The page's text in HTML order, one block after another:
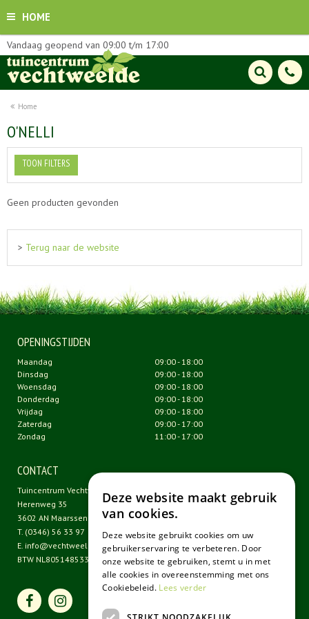
HOME
Home
Vandaag geopend van 09:00 t/m 17:00
O'NELLI
TOON FILTERS
Geen producten gevonden
> Terug naar de website
OPENINGSTIJDEN
Maandag
09:00 - 18:00
Dinsdag
09:00 - 18:00
Woensdag
09:00 - 18:00
Donderdag
09:00 - 18:00
Vrijdag
09:00 - 18:00
Zaterdag
09:00 - 17:00
Zondag
11:00 - 17:00
CONTACT
Tuincentrum Vechtweelde
Herenweg 35
3602 AN Maarssen
T. (0346) 56 33 97
E. info@vechtweelde.nl
BTW NL805148533B01
Deze website maakt gebruik
van cookies.
Deze website gebruikt cookies om uw
gebruikerservaring te verbeteren. Door
onze website te gebruiken, stemt u in met
alle cookies in overeenstemming met ons
Cookiebeleid. Lees verder